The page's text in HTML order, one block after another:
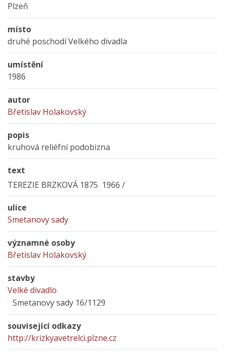
Plzeň
místo
druhé poschodí Velkého divadla
umístění
1986
autor
Břetislav Holakovský
popis
kruhová reliéfní podobizna
text
TEREZIE BRZKOVÁ 1875 1966 /
ulice
Smetanovy sady
významné osoby
Břetislav Holakovský
stavby
Velké divadlo
Smetanovy sady 16/1129
související odkazy
http://krizkyavetrelci.plzne.cz